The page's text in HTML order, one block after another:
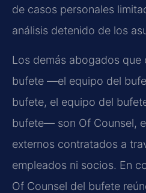
de casos personales
análisis detenido de los
Los demás abogados que
bufete —el equipo del
bufete, el equipo del
bufete— son Of Counsel,
externos contratados a
empleados ni socios. En
Of Counsel del bufete